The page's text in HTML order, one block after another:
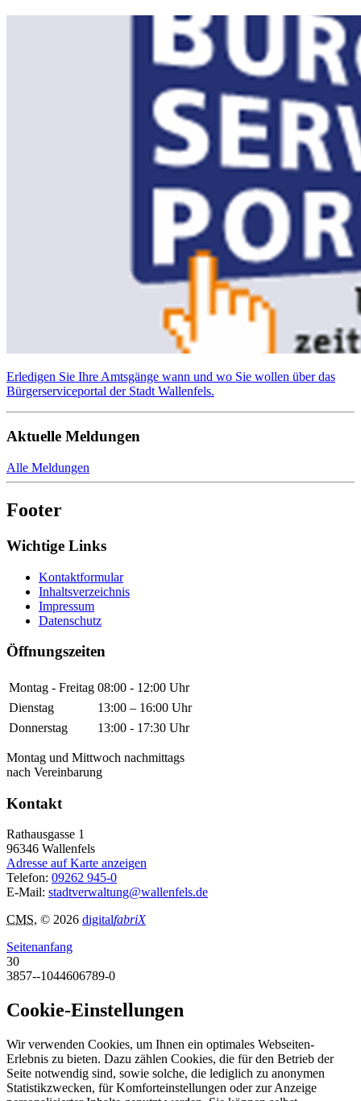
Erledigen Sie Ihre Amtsgänge wann und wo Sie wollen über das
Bürgerserviceportal der Stadt Wallenfels.
Aktuelle Meldungen
Alle Meldungen
Footer
Wichtige Links
Kontaktformular
Inhaltsverzeichnis
Impressum
Datenschutz
Öffnungszeiten
Montag - Freitag 08:00 - 12:00 Uhr
Dienstag
13:00 – 16:00 Uhr
Donnerstag
13:00 - 17:30 Uhr
Montag und Mittwoch nachmittags
nach Vereinbarung
Kontakt
Rathausgasse 1
96346 Wallenfels
Adresse auf Karte anzeigen
Telefon: 09262 945-0
E-Mail: stadtverwaltung@wallenfels.de
CMS, © 2026 digitalfabriX
Seitenanfang
30
3857--1044606789-0
Cookie-Einstellungen
Wir verwenden Cookies, um Ihnen ein optimales Webseiten-
Erlebnis zu bieten. Dazu zählen Cookies, die für den Betrieb der
Seite notwendig sind, sowie solche, die lediglich zu anonymen
Statistikzwecken, für Komforteinstellungen oder zur Anzeige